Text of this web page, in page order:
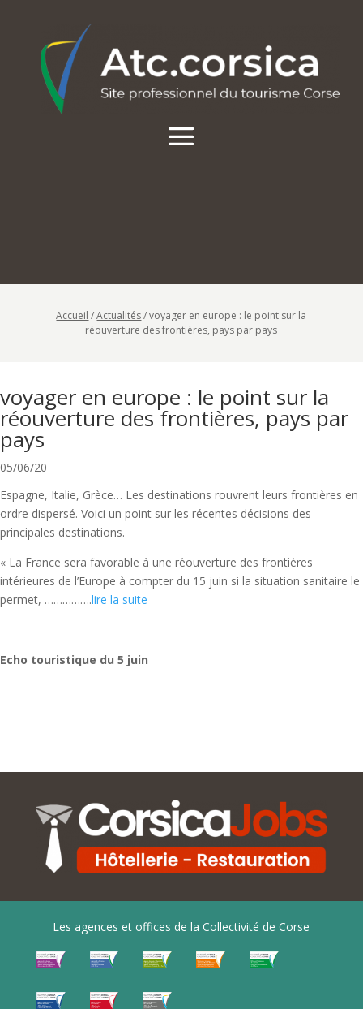
Accueil /Actualités/voyager en europe : le point sur la
réouverture des frontières, pays par pays
voyager en europe : le point sur la
réouverture des frontières, pays par
pays
05/06/20
Espagne, Italie, Grèce… Les destinations rouvrent leurs frontières en
ordre dispersé. Voici un point sur les récentes décisions des
principales destinations.
« La France sera favorable à une réouverture des frontières
intérieures de l’Europe à compter du 15 juin si la situation sanitaire le
permet, …………….lire la suite
Echo touristique du 5 juin
Les agences et offices de la Collectivité de Corse